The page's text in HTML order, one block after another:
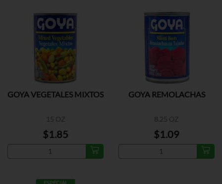
GOYA VEGETALES MIXTOS
15 OZ
$1.85
GOYA REMOLACHAS
8.25 OZ
$1.09
ESPECIAL